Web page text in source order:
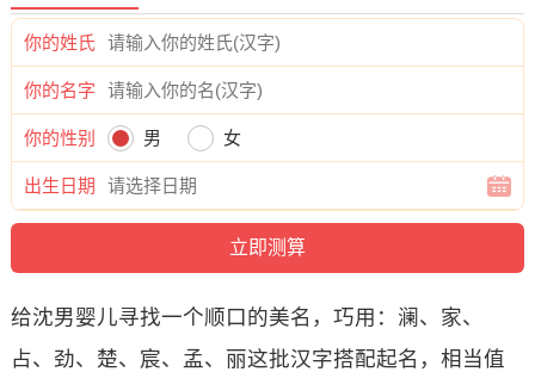
你的姓氏
你的名字
你的性别 男 女
出生日期
给沈男婴儿寻找一个顺口的美名，巧用：澜、家、
占、劲、楚、宸、孟、丽这批汉字搭配起名，相当值